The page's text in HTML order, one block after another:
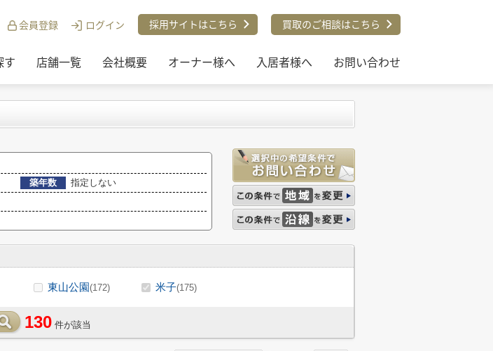
会員登録 ログイン 採用サイトはこちら 買取のご相談はこちら
す 店舗一覧 会社概要 オーナー様へ 入居者様へ お問い合わせ
築年数
指定しない
東山公園(172) 米子(175)
130 件が該当